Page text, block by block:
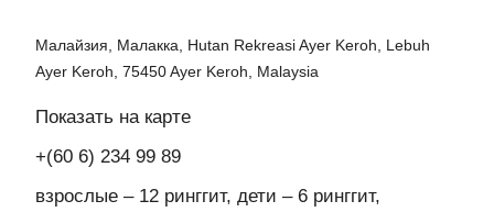
Малайзия, Малакка, Hutan Rekreasi Ayer Keroh, Lebuh
Ayer Keroh, 75450 Ayer Keroh, Malaysia
Показать на карте
+(60 6) 234 99 89
взрослые – 12 ринггит, дети – 6 ринггит,